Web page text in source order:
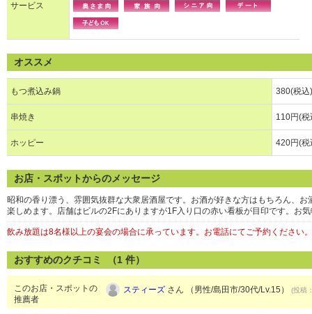
サービス
オススメ
もつ煮込み鍋 380(税込)
串焼き 110円(税
ホッピー 420円(税
お店・スポットからのメッセージ
昭和の香り漂う、雰囲気抜群な大衆居酒屋です。お酒が好きな方はもちろん、
楽しめます。店舗はビルの2Fにありますが1F入り口の赤い看板が目印です。お
飲み放題は8名様以上の宴会の場合に承っています。お電話にてご予約ください。
おすすめのクチコミ （1 件）
このお店・スポットの
推薦者
スティーズ さん （男性/島田市/30代/Lv.15） (投稿